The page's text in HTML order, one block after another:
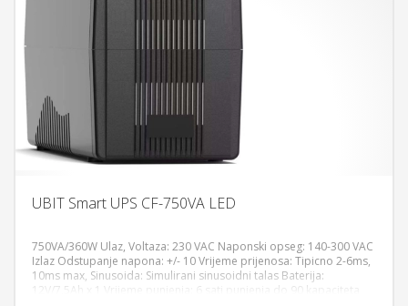
UBIT Smart UPS CF-750VA LED
750VA/360W Ulaz, Voltaza: 230 VAC Naponski opseg: 140-300 VAC
Izlaz Odstupanje napona: +/- 10 Vrijeme prijenosa: Tipicno 2-6ms,
10ms max, Sinusoida: Simulirani sinusoidni talas Baterija:
12V/7,5Ah x 1 Vrijeme punjenja: 6 sati punjenja do 90 kapaciteta